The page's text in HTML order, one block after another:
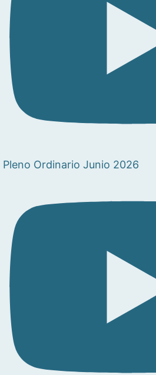
Pleno Ordinario Junio 2026